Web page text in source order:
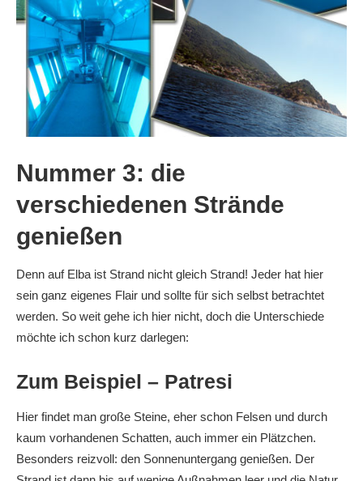
Nummer 3: die
verschiedenen Strände
genießen
Denn auf Elba ist Strand nicht gleich Strand! Jeder hat hier
sein ganz eigenes Flair und sollte für sich selbst betrachtet
werden. So weit gehe ich hier nicht, doch die Unterschiede
möchte ich schon kurz darlegen:
Zum Beispiel – Patresi
Hier findet man große Steine, eher schon Felsen und durch
kaum vorhandenen Schatten, auch immer ein Plätzchen.
Besonders reizvoll: den Sonnenuntergang genießen. Der